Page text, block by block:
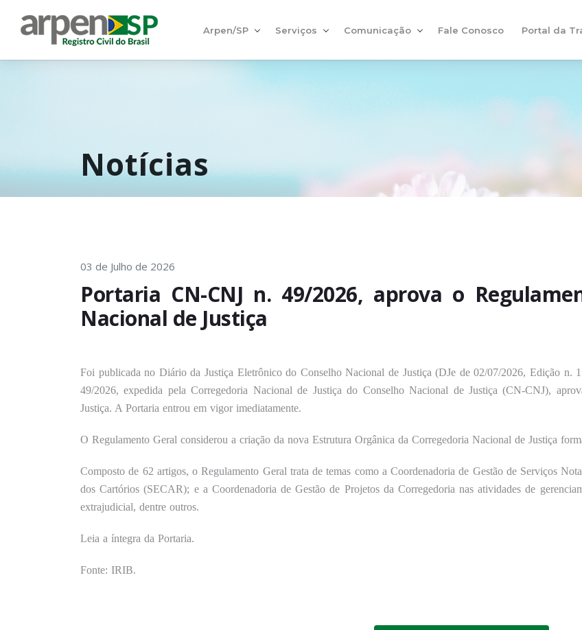
Arpen/SP Serviços Comunicação Fale Conosco Portal da
Notícias
03 de Julho de 2026
Portaria CN-CNJ n. 49/2026, aprova o
Nacional de Justiça
Foi publicada no Diário da Justiça Eletrônico do Conselho Nacional de Justiça (DJe de 02/07/2026, Edição n.
49/2026, expedida pela Corregedoria Nacional de Justiça do Conselho Nacional de Justiça (CN-CNJ),
Justiça. A Portaria entrou em vigor imediatamente.
O Regulamento Geral considerou a criação da nova Estrutura Orgânica da Corregedoria Nacional de Justiça
Composto de 62 artigos, o Regulamento Geral trata de temas como a Coordenadoria de Gestão de Serviços
dos Cartórios (SECAR); e a Coordenadoria de Gestão de Projetos da Corregedoria nas atividades de
extrajudicial, dentre outros.
Leia a íntegra da Portaria.
Fonte: IRIB.